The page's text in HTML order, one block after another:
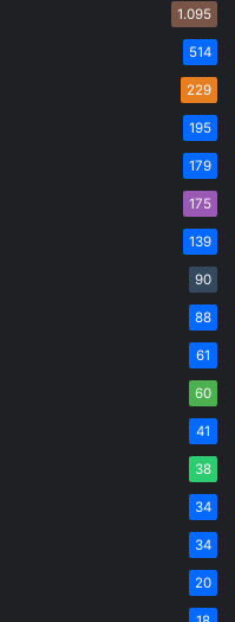
1.095
514
229
195
179
175
139
90
88
61
60
41
38
34
34
20